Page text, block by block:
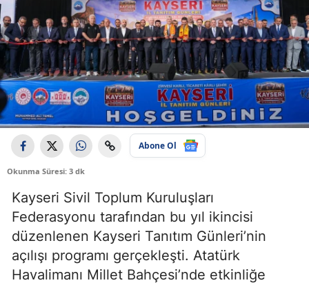
Abone Ol
Okunma Süresi: 3 dk
Kayseri Sivil Toplum Kuruluşları
Federasyonu tarafından bu yıl ikincisi
düzenlenen Kayseri Tanıtım Günleri’nin
açılışı programı gerçekleşti. Atatürk
Havalimanı Millet Bahçesi’nde etkinliğe